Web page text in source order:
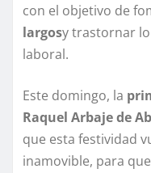
con el objetivo de
largosy trastornar
laboral.
Este domingo, la
Raquel Arbaje de
que esta festividad
inamovible, para